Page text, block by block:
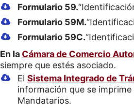
Formulario 59.
Formulario 59M.
Formulario 59C.
En la Cámara de Comercio
siempre que estés asociado.
El Sistema Integrado de
información que se
Mandatarios.